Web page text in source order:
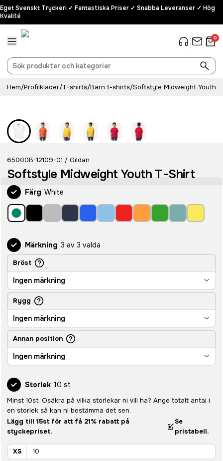
Eget Svenskt Tryckeri ✓ Fantastiska Priser ✓ Snabba Leveranser ✓ Hög
Kvalité
0
Hem/Profilkläder/T-shirts/Barn t-shirts/Softstyle Midweight Youth
65000B-12109-01 / Gildan
Softstyle Midweight Youth T-Shirt
Färg White
Märkning 3 av 3 valda
Bröst
Ingen märkning
Rygg
Ingen märkning
Annan position
Ingen märkning
Storlek 10 st
Minst 10st. Osäkra på vilka storlekar ni vill ha? Ange totalt antal i
en storlek så kan ni bestämma det sen.
Lägg till 15st för att få 21% rabatt på
styckepriset.
Se
pristabell.
XS